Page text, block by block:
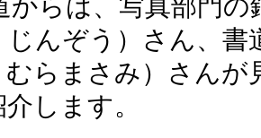
らは、写真部門
んぞう）さん、
むらまさみ）さんが
します。